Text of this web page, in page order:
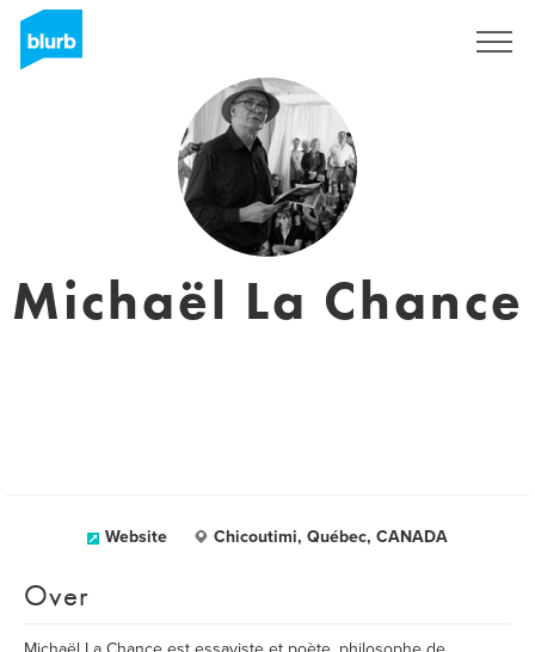
Michaël La Chance
Website Chicoutimi, Québec, CANADA
Over